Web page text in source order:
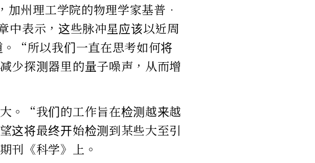
加州理工学院的物理学家基普•
表示，这些脉冲星应该以近周
“所以我们一直在思考如何将
少探测器里的量子噪声，从而增
。“我们的工作旨在检测越来越
这将最终开始检测到某些大至引
刊《科学》上。